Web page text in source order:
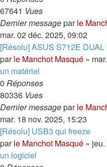
67641 Vues
Dernier messageparle
mar. 02 déc. 2025, 09:02
[Résolu] ASUS S712E DUAL
parle Manchot Masqué »
un matériel
0 Réponses
80336 Vues
Dernier messageparle
mar. 18 nov. 2025, 15:23
[Résolu] USB3 qui freeze
parle Manchot Masqué »
un logiciel